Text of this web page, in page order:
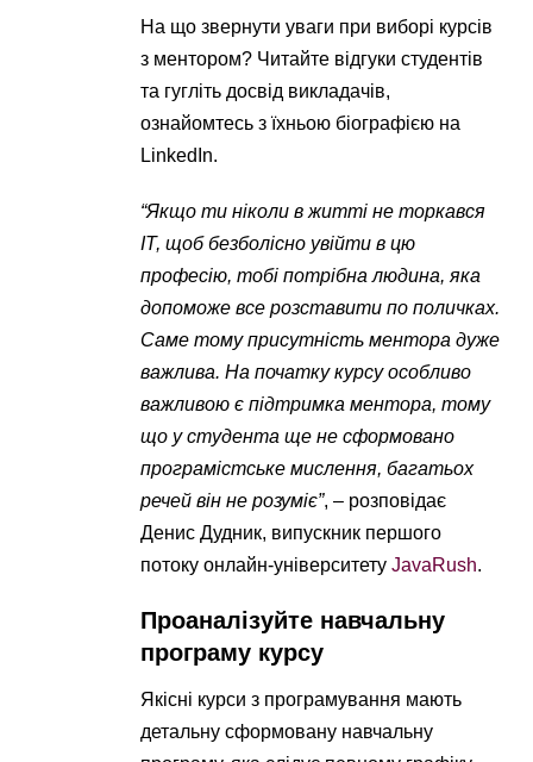
На що звернути уваги при виборі курсів
з ментором? Читайте відгуки студентів
та гугліть досвід викладачів,
ознайомтесь з їхньою біографією на
LinkedIn.
“Якщо ти ніколи в житті не торкався
IT, щоб безболісно увійти в цю
професію, тобі потрібна людина, яка
допоможе все розставити по поличках.
Саме тому присутність ментора дуже
важлива. На початку курсу особливо
важливою є підтримка ментора, тому
що у студента ще не сформовано
програмістське мислення, багатьох
речей він не розуміє”, – розповідає
Денис Дудник, випускник першого
потоку онлайн-університетуJavaRush.
Проаналізуйте навчальну
програму курсу
Якісні курси з програмування мають
детальну сформовану навчальну